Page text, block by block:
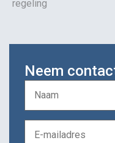
regeling
Neem